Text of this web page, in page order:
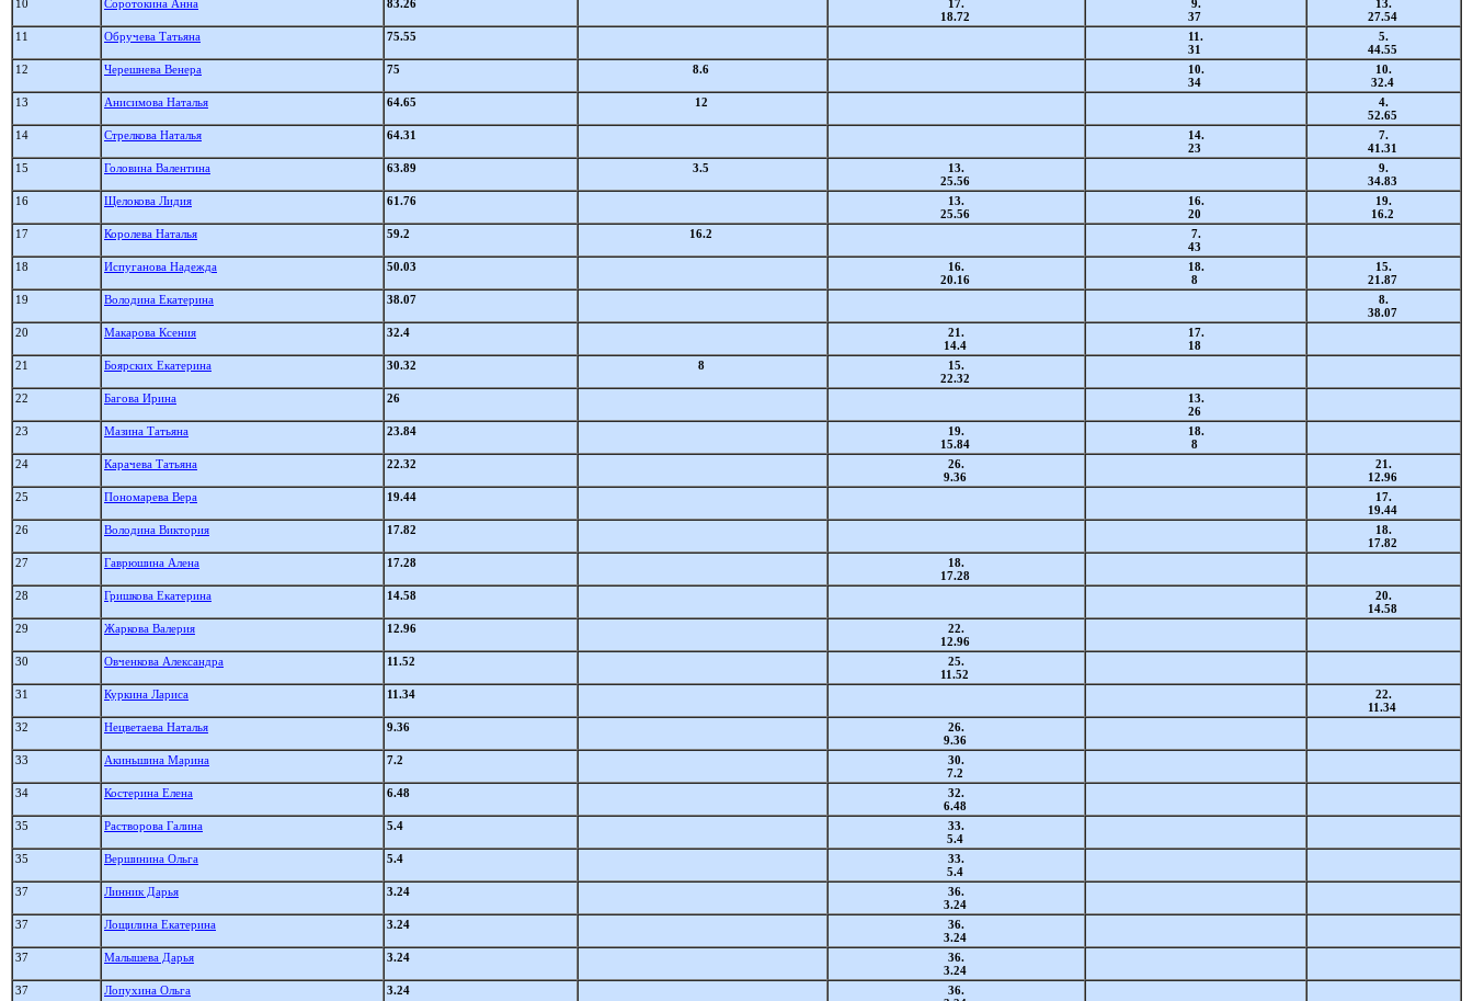
10
Соротокина Анна 83.26
17.
18.72
9.
37
13.
27.54
11
Обручева Татьяна 75.55
11.
31
5.
44.55
12
Черешнева Венера 75 8.6
10.
34
10.
32.4
13
Анисимова Наталья 64.65 12
4.
52.65
14
Стрелкова Наталья 64.31
14.
23
7.
41.31
15
Головина Валентина 63.89 3.5
13.
25.56
9.
34.83
16
Щелокова Лидия 61.76
13.
25.56
16.
20
19.
16.2
17
Королева Наталья 59.2 16.2
7.
43
18
Испуганова Надежда 50.03
16.
20.16
18.
8
15.
21.87
19
Володина Екатерина 38.07
8.
38.07
20
Макарова Ксения 32.4
21.
14.4
17.
18
21
Боярских Екатерина 30.32 8
15.
22.32
22
Багова Ирина 26
13.
26
23
Мазина Татьяна 23.84
19.
15.84
18.
8
24
Карачева Татьяна 22.32
26.
9.36
21.
12.96
25
Пономарева Вера 19.44
17.
19.44
26
Володина Виктория 17.82
18.
17.82
27
Гаврюшина Алена 17.28
18.
17.28
28
Гришкова Екатерина 14.58
20.
14.58
29
Жаркова Валерия 12.96
22.
12.96
30
Овченкова Александра 11.52
25.
11.52
31
Куркина Лариса 11.34
22.
11.34
32
Нецветаева Наталья 9.36
26.
9.36
33
Акиньшина Марина 7.2
30.
7.2
34
Костерина Елена 6.48
32.
6.48
35
Растворова Галина 5.4
33.
5.4
35
Вершинина Ольга 5.4
33.
5.4
37
Линник Дарья 3.24
36.
3.24
37
Лощилина Екатерина 3.24
36.
3.24
37
Малышева Дарья 3.24
36.
3.24
37
Лопухина Ольга 3.24
36.